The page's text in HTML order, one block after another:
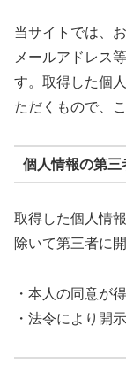
当サイトでは、
メールアドレス
す。取得した個
ただくもので、
個人情報の第三
取得した個人情
除いて第三者に
・本人の同意が
・法令により開